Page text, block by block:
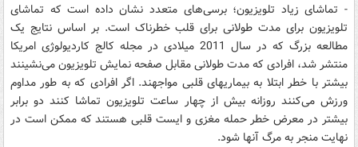
- تماشای زیاد تلویزیون؛ برسی‌های متعدد نشان داده است که تماشای
تلویزیون برای مدت طولانی برای قلب خطرناک است. بر اساس نتایج یک
مطالعه بزرگ که در سال 2011 میلادی در مجله کالج کاردیولوژی امریکا
منتشر شد، افرادی که مدت طولانی مقابل صفحه نمایش تلویزیون می‌نشینند
بیشتر با خطر ابتلا به بیماریهای قلبی مواجهند. اگر افرادی که به طور مداوم
ورزش می‌کنند روزانه بیش از چهار ساعت تلویزیون تماشا کنند دو برابر
بیشتر در معرض خطر حمله مغزی و ایست قلبی هستند که ممکن است در
نهایت منجر به مرگ آنها شود.